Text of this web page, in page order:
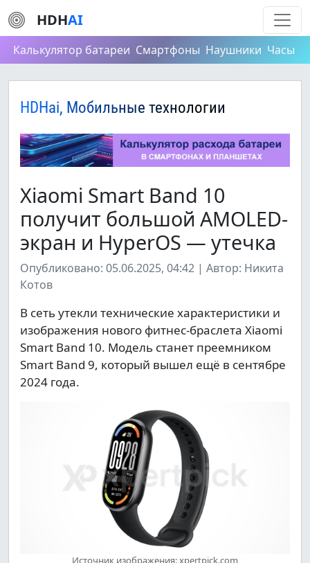
HDHAI
Калькулятор батареи Смартфоны Наушники Часы
HDHai, Мобильные технологии
Xiaomi Smart Band 10
получит большой AMOLED-
экран и HyperOS — утечка
Опубликовано: 05.06.2025, 04:42 | Автор: Никита
Котов
В сеть утекли технические характеристики и
изображения нового фитнес-браслета Xiaomi
Smart Band 10. Модель станет преемником
Smart Band 9, который вышел ещё в сентябре
2024 года.
Источник изображения: xpertpick.com